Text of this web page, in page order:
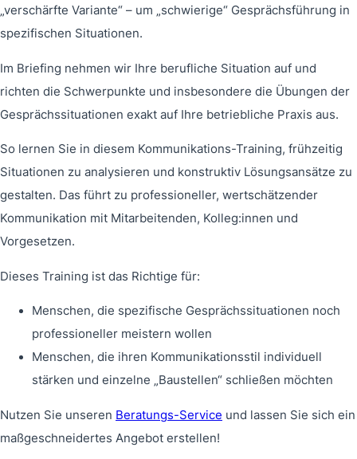
„verschärfte Variante“ – um „schwierige“ Gesprächsführung in
spezifischen Situationen.
Im Briefing nehmen wir Ihre berufliche Situation auf und
richten die Schwerpunkte und insbesondere die Übungen der
Gesprächssituationen exakt auf Ihre betriebliche Praxis aus.
So lernen Sie in diesem Kommunikations-Training, frühzeitig
Situationen zu analysieren und konstruktiv Lösungsansätze zu
gestalten. Das führt zu professioneller, wertschätzender
Kommunikation mit Mitarbeitenden, Kolleg:innen und
Vorgesetzen.
Dieses Training ist das Richtige für:
Menschen, die spezifische Gesprächssituationen noch
professioneller meistern wollen
Menschen, die ihren Kommunikationsstil individuell
stärken und einzelne „Baustellen“ schließen möchten
Nutzen Sie unseren Beratungs-Service und lassen Sie sich ein
maßgeschneidertes Angebot erstellen!